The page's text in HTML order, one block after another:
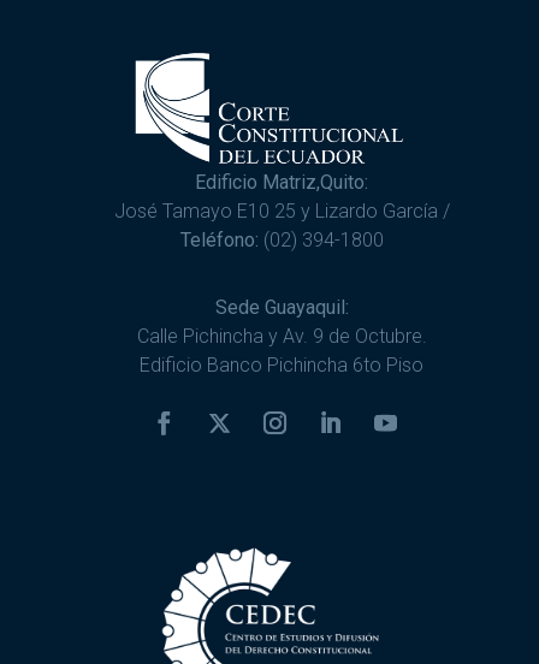
Edificio Matriz,Quito:
José Tamayo E10 25 y Lizardo García /
Teléfono: (02) 394-1800
Sede Guayaquil:
Calle Pichincha y Av. 9 de Octubre.
Edificio Banco Pichincha 6to Piso